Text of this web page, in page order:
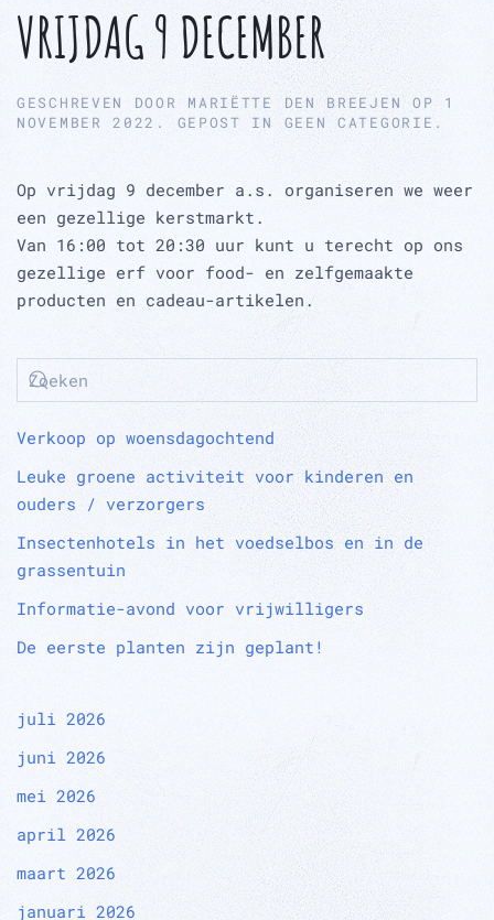
VRIJDAG 9 DECEMBER
GESCHREVEN DOOR MARIËTTE DEN BREEJENOP 1
NOVEMBER 2022 . GEPOST IN GEEN CATEGORIE .
Op vrijdag 9 december a.s. organiseren we weer
een gezellige kerstmarkt.
Van 16:00 tot 20:30 uur kunt u terecht op ons
gezellige erf voor food- en zelfgemaakte
producten en cadeau-artikelen.
Verkoop op woensdagochtend
Leuke groene activiteit voor kinderen en
ouders / verzorgers
Insectenhotels in het voedselbos en in de
grassentuin
Informatie-avond voor vrijwilligers
De eerste planten zijn geplant!
juli 2026
juni 2026
mei 2026
april 2026
maart 2026
januari 2026